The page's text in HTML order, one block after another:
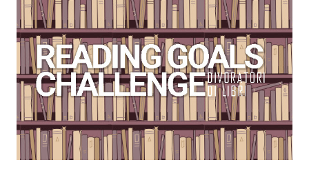
Pagine: 448 Editore: Newton Compton Editori
Pubblicazione: 10 Gennaio 2023 Traduttore: Laura Lancini
Trama: “Si chiama Michael Crist. È il fratello maggiore del
mio ragazzo ed è come quei film dell'orrore che guardi
coprendoti gli occhi. È bellissimo, forte, e assolutamente
terrificante. Non mi vede neppure. Ma io l'ho notato. L'ho
visto, l'ho sentito. Le cose che ha fatto, i misfatti ch...